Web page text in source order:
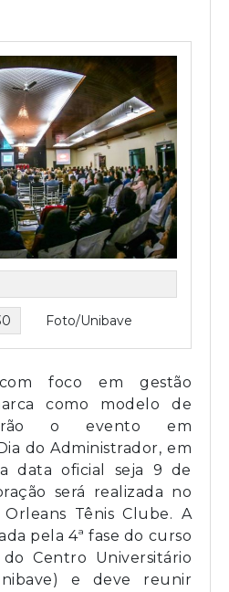
Foto/Unibave
foco em gestão
como modelo de
o evento em
do Administrador, em
data oficial seja 9 de
será realizada no
Tênis Clube. A
pela 4ª fase do curso
Centro Universitário
e deve reunir